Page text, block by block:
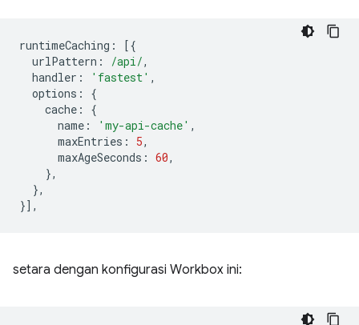
runtimeCaching :
[{
urlPattern : /api/,
handler : 'fastest' ,
options :
{
cache :
{
name : 'my-api-cache' ,
maxEntries : 5,
maxAgeSeconds : 60,
},
},
}],
setara dengan konfigurasi Workbox ini: